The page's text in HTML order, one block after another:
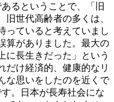
るということで、「旧
世代高齢者の多くは、
っていると考えていまし
算がありました。最大の
に長生きだった」という
だけ経済的、健康的なリ
な思いをしたのを近くで
。日本が長寿社会にな